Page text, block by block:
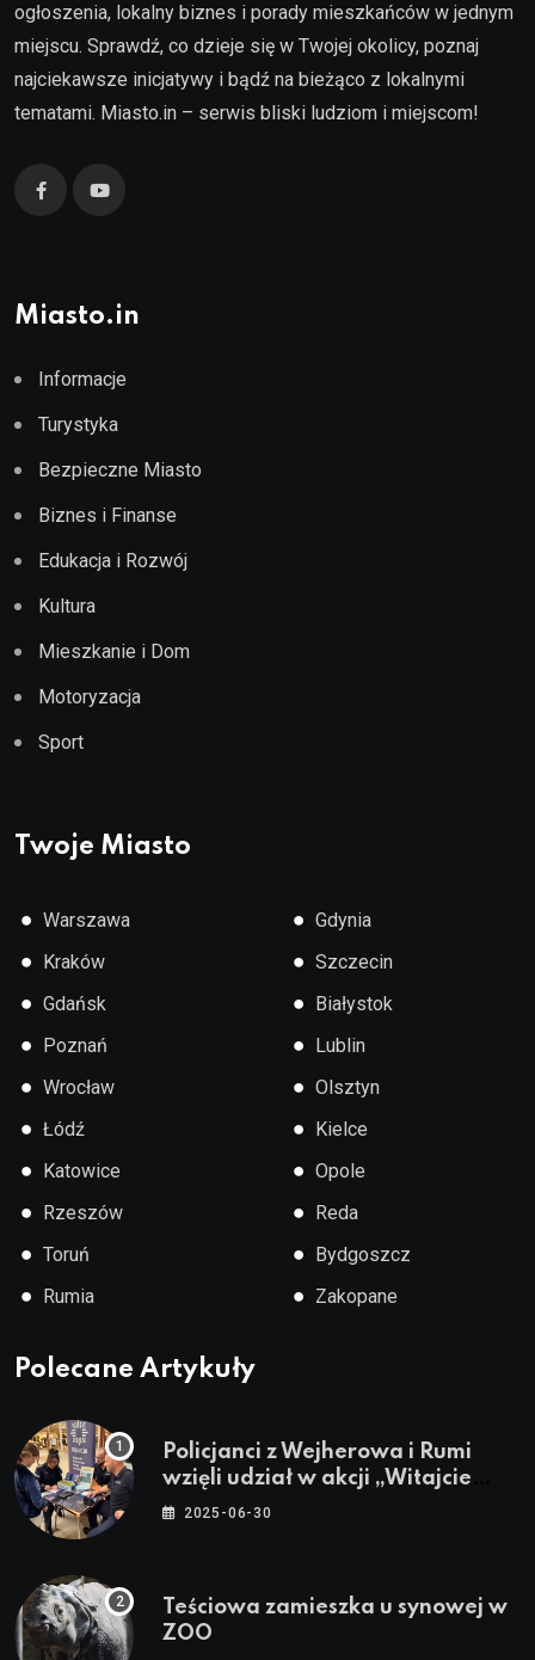
ogłoszenia, lokalny biznes i porady mieszkańców w jednym
miejscu. Sprawdź, co dzieje się w Twojej okolicy, poznaj
najciekawsze inicjatywy i bądź na bieżąco z lokalnymi
tematami. Miasto.in – serwis bliski ludziom i miejscom!
Miasto.in
Informacje
Turystyka
Bezpieczne Miasto
Biznes i Finanse
Edukacja i Rozwój
Kultura
Mieszkanie i Dom
Motoryzacja
Sport
Twoje Miasto
● Warszawa
● Kraków
● Gdańsk
● Poznań
● Wrocław
● Łódź
● Katowice
● Rzeszów
● Toruń
● Rumia
● Gdynia
● Szczecin
● Białystok
● Lublin
● Olsztyn
● Kielce
● Opole
● Reda
● Bydgoszcz
● Zakopane
Polecane Artykuły
Policjanci z Wejherowa i Rumi
wzięli udział w akcji „Witajcie
Wakacje”
2025-06-30
Teściowa zamieszka u synowej w
ZOO